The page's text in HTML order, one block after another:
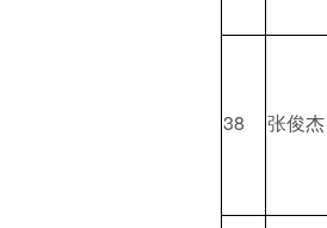
38 张俊杰